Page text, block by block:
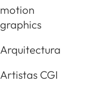
motion
graphics
Arquitectura
Artistas CGI